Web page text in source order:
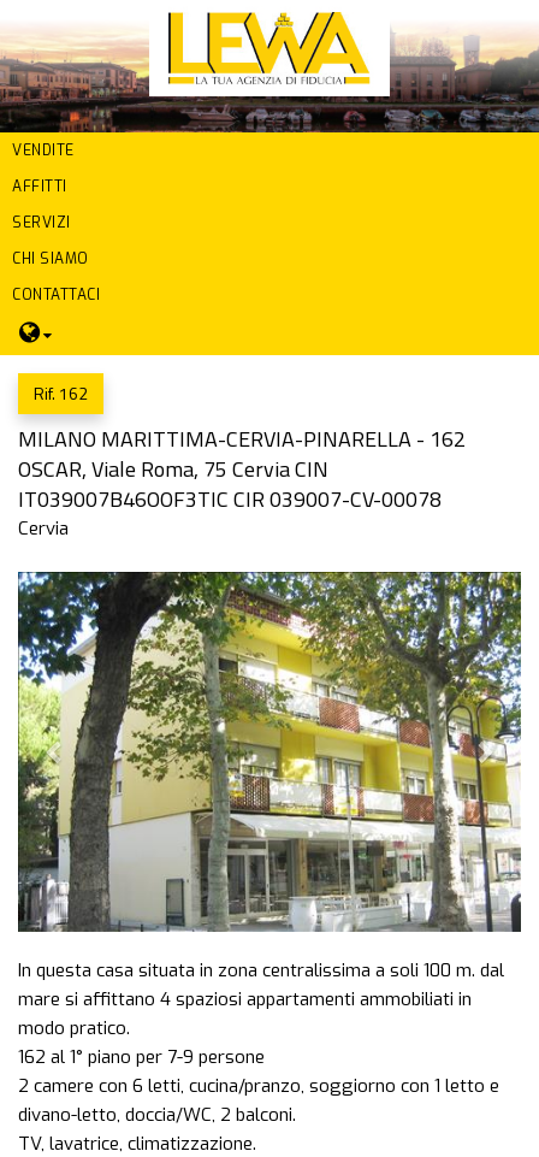
VENDITE
AFFITTI
SERVIZI
CHI SIAMO
CONTATTACI
Rif. 162
MILANO MARITTIMA-CERVIA-PINARELLA - 162
OSCAR, Viale Roma, 75 Cervia CIN
IT039007B46OOF3TIC CIR 039007-CV-00078
Cervia
Previous Next
In questa casa situata in zona centralissima a soli 100 m. dal
mare si affittano 4 spaziosi appartamenti ammobiliati in
modo pratico.
162 al 1° piano per 7-9 persone
2 camere con 6 letti, cucina/pranzo, soggiorno con 1 letto e
divano-letto, doccia/WC, 2 balconi.
TV, lavatrice, climatizzazione.